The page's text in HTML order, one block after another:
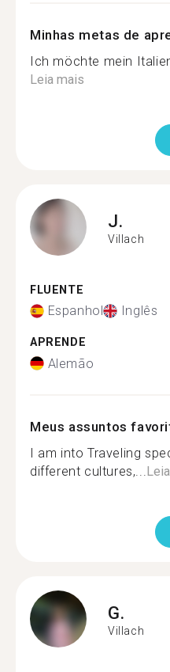
Minhas metas de
Ich möchte mein
Leia mais
J.
Villach
FLUENTE
Espanhol Inglês
APRENDE
Alemão
Meus assuntos
I am into Traveling
different cultures,...
G.
Villach